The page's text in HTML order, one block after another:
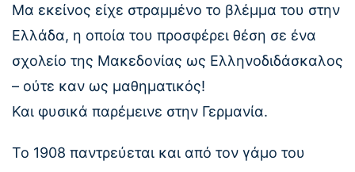
Μα εκείνος είχε στραμμένο το βλέμμα του στην
Ελλάδα, η οποία του προσφέρει θέση σε ένα
σχολείο της Μακεδονίας ως Ελληνοδιδάσκαλος
– ούτε καν ως μαθηματικός!
Και φυσικά παρέμεινε στην Γερμανία.
Το 1908 παντρεύεται και από τον γάμο του